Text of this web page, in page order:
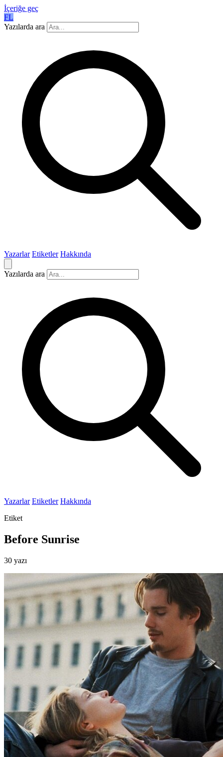
İçeriğe geç
FL
Yazılarda ara
Yazarlar Etiketler Hakkında
Yazılarda ara
Yazarlar Etiketler Hakkında
Etiket
Before Sunrise
30 yazı